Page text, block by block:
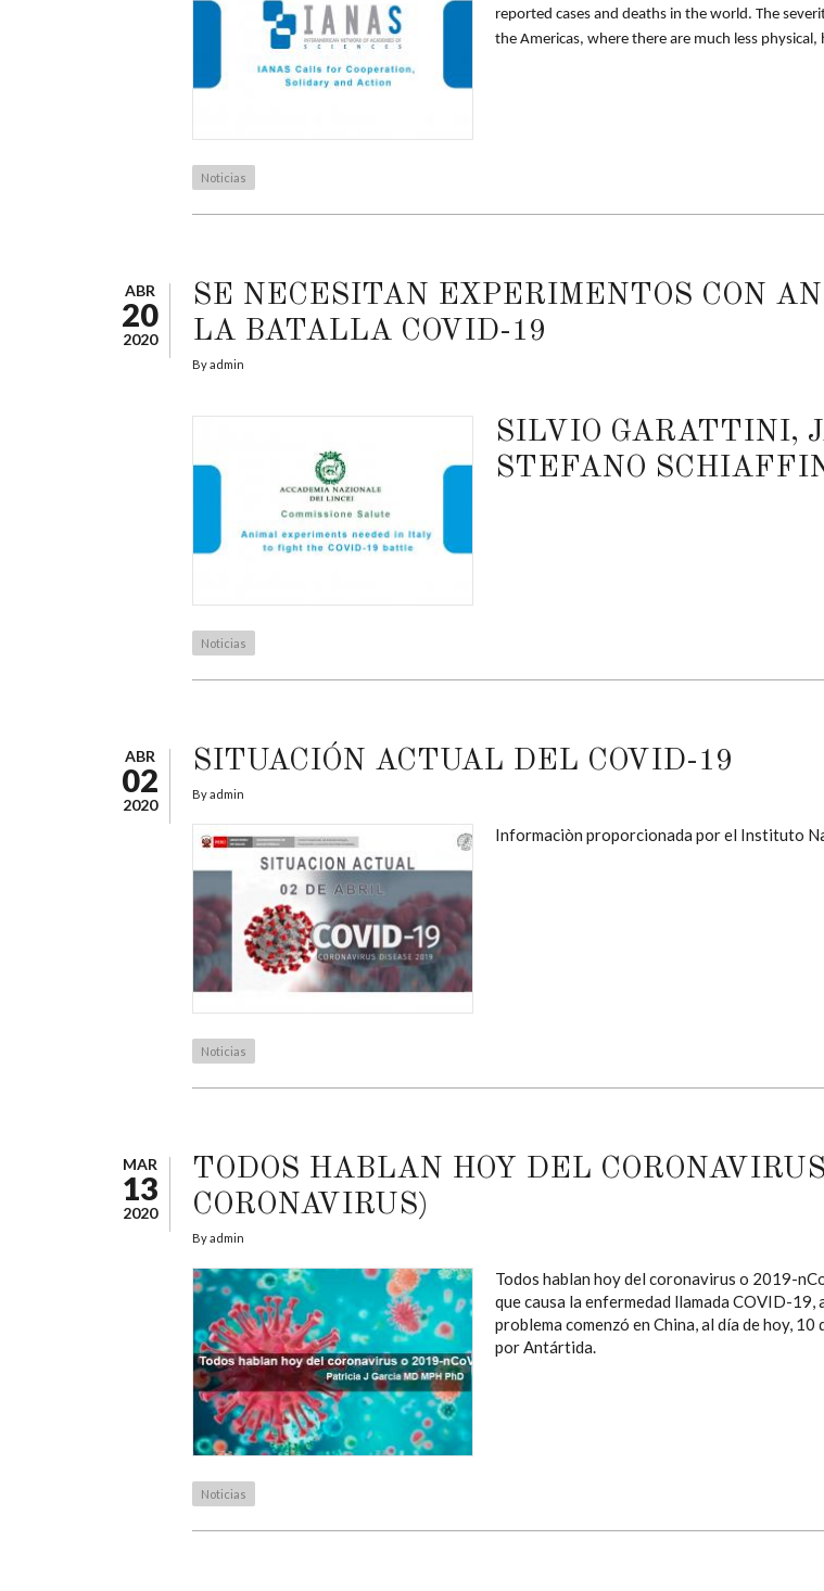
reported cases and deaths in the world. The
the Americas, where there are much less
Noticias
ABR
20
2020
SE NECESITAN EXPERIMENTOS CON
LA BATALLA COVID-19
Byadmin
SILVIO GARATTINI,
STEFANO
Noticias
ABR
02
2020
SITUACIÓN ACTUAL DEL COVID-19
Byadmin
Informaciòn proporcionada por el Instituto
Noticias
MAR
13
2020
TODOS HABLAN HOY DEL
CORONAVIRUS)
Byadmin
Todos hablan hoy del coronavirus o 2019-
que causa la enfermedad llamada COVID-
problema comenzó en China, al día de hoy,
por Antártida.
Noticias